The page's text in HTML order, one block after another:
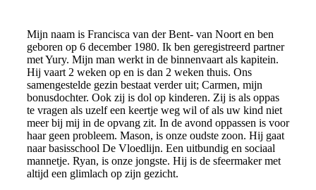
Mijn naam is Francisca van der Bent- van Noort en ben
geboren op 6 december 1980. Ik ben geregistreerd partner
met Yury. Mijn man werkt in de binnenvaart als kapitein.
Hij vaart 2 weken op en is dan 2 weken thuis. Ons
samengestelde gezin bestaat verder uit; Carmen, mijn
bonusdochter. Ook zij is dol op kinderen. Zij is als oppas
te vragen als uzelf een keertje weg wil of als uw kind niet
meer bij mij in de opvang zit. In de avond oppassen is voor
haar geen probleem. Mason, is onze oudste zoon. Hij gaat
naar basisschool De Vloedlijn. Een uitbundig en sociaal
mannetje. Ryan, is onze jongste. Hij is de sfeermaker met
altijd een glimlach op zijn gezicht.